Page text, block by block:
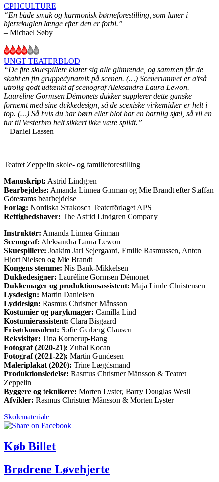
CPHCULTURE
“En både smuk og harmonisk børneforestilling, som luner i
hjertekuglen længe efter den er forbi.”
– Michael Søby
UNGT TEATERBLOD
“De fire skuespillere klarer sig alle glimrende, og sammen får de
skabt en fin gruppedynamik på scenen. (…) Scenerummet er altså
utrolig godt udtænkt af scenograf Aleksandra Laura Lewon.
Lauréline Gormsen Démonets dukker supplerer dette ganske
fornemt med sine dukkedesign, så de sceniske virkemidler er helt i
top. (…) Så hvis du har børn eller blot har en barnlig sjæl, så vil en
tur til Vesterbro helt sikkert ikke være spildt.”
– Daniel Lassen
Teatret Zeppelin skole- og familieforestilling
Manuskript: Astrid Lindgren
Bearbejdelse: Amanda Linnea Ginman og Mie Brandt efter Staffan
Götestams bearbejdelse
Forlag: Nordiska Strakosch Teaterförlaget APS
Rettighedshaver: The Astrid Lindgren Company
Instruktør: Amanda Linnea Ginman
Scenograf: Aleksandra Laura Lewon
Skuespillere: Joakim Jarl Sejergaard, Emilie Rasmussen, Anton
Hjort Nielsen og Mie Brandt
Kongens stemme: Nis Bank-Mikkelsen
Dukkedesigner: Lauréline Gormsen Démonet
Dukkemager og produktionsassistent: Maja Linde Christensen
Lysdesign: Martin Danielsen
Lyddesign: Rasmus Christner Månsson
Kostumier og parykmager: Camilla Lind
Kostumierassistent: Clara Bisgaard
Frisørkonsulent: Sofie Gerberg Clausen
Rekvisitør: Tina Kornerup-Bang
Fotograf (2020-21): Zuhal Kocan
Fotograf (2021-22): Martin Gundesen
Maleriplakat (2020): Trine Lægdsmand
Produktionsledelse: Rasmus Christner Månsson & Teatret
Zeppelin
Byggere og teknikere: Morten Lyster, Barry Douglas Wesil
Afvikler: Rasmus Christner Månsson & Morten Lyster
Skolemateriale
Køb Billet
Brødrene Løvehjerte